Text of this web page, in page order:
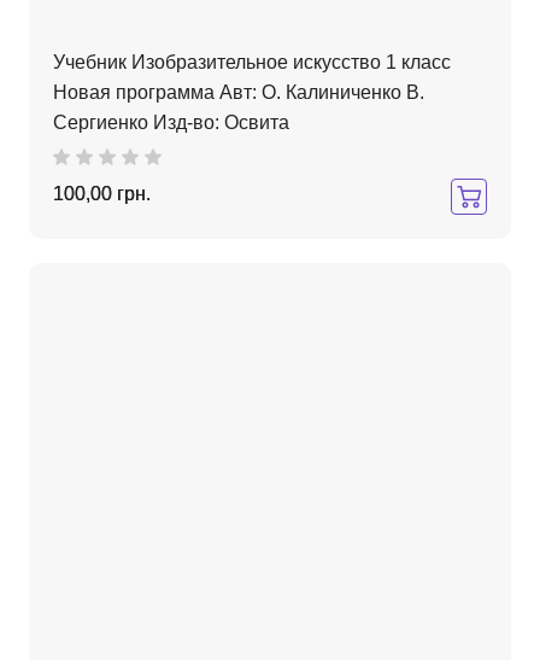
Учебник Изобразительное искусство 1 класс
Новая программа Авт: О. Калиниченко В.
Сергиенко Изд-во: Освита
100,00 грн.